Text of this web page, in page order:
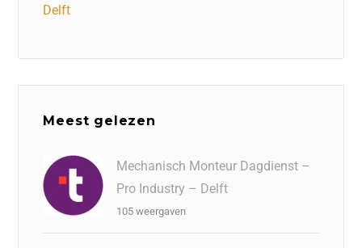
Delft
Meest gelezen
Mechanisch Monteur Dagdienst –
Pro Industry – Delft
105 weergaven